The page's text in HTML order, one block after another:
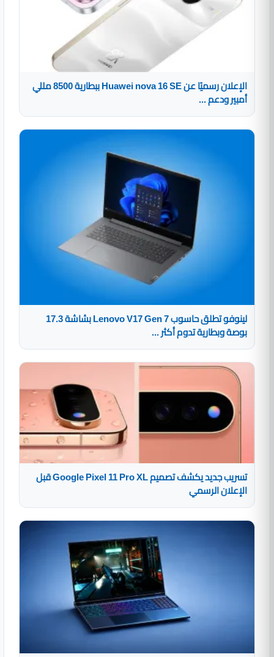
الإعلان رسميًا عن Huawei nova 16 SE ببطارية 8500 مللي
أمبير ودعم ...
لينوفو تطلق حاسوب Lenovo V17 Gen 7 بشاشة 17.3
بوصة وبطارية تدوم أكثر ...
تسريب جديد يكشف تصميم Google Pixel 11 Pro XL قبل
الإعلان الرسمي